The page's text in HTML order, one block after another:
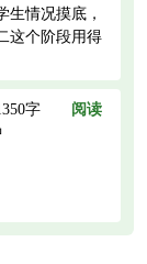
生情况摸底，
这个阶段用得
字
阅读